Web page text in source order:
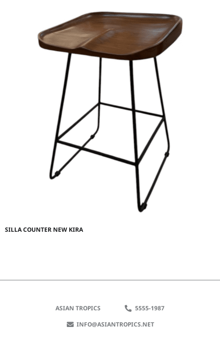
SILLA COUNTER NEW KIRA
ASIAN TROPICS
5555-1987
INFO@ASIANTROPICS.NET